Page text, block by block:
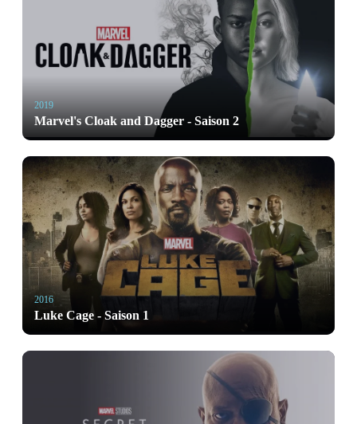
2019
Marvel's Cloak and Dagger - Saison 2
2016
Luke Cage - Saison 1